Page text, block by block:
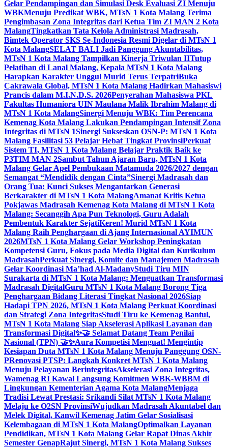
Gelar Pendampingan dan Simulasi Desk Evaluasi ZI Menuju
WBKMenuju Predikat WBK, MTsN 1 Kota Malang Terima
Pengimbasan Zona Integritas dari Ketua Tim ZI MAN 2 Kota
MalangTingkatkan Tata Kelola Administrasi Madrasah,
Bimtek Operator SKS Se-Indonesia Resmi Digelar di MTsN 1
Kota MalangSELAT BALI Jadi Panggung Akuntabilitas,
MTsN 1 Kota Malang Tampilkan Kinerja Triwulan IITutup
Pelatihan di Lanal Malang, Kepala MTsN 1 Kota Malang
Harapkan Karakter Unggul Murid Terus TerpatriBuka
Cakrawala Global, MTsN 1 Kota Malang Hadirkan Mahasiswi
Prancis dalam M.I.N.D.S. 2026Penyerahan Mahasiswa PKL
Fakultas Humaniora UIN Maulana Malik Ibrahim Malang di
MTsN 1 Kota MalangSinergi Menuju WBK: Tim Perencana
Kemenag Kota Malang Lakukan Pendampingan Intensif Zona
Integritas di MTsN 1Sinergi Sukseskan OSN-P: MTsN 1 Kota
Malang Fasilitasi 53 Pelajar Hebat Tingkat ProvinsiPerkuat
Sistem TI, MTsN 1 Kota Malang Belajar Praktik Baik ke
P3TIM MAN 2Sambut Tahun Ajaran Baru, MTsN 1 Kota
Malang Gelar Apel Pembukaan Matamuda 2026/2027 dengan
Semangat “Mendidik dengan Cinta”Sinergi Madrasah dan
Orang Tua: Kunci Sukses Mengantarkan Generasi
Berkarakter di MTsN 1 Kota MalangAmanat Kritis Ketua
Pokjawas Madrasah Kemenag Kota Malang di MTsN 1 Kota
Malang: Secanggih Apa Pun Teknologi, Guru Adalah
Pembentuk Karakter SejatiKeren! Murid MTsN 1 Kota
Malang Raih Penghargaan di Ajang Internasional AYIMUN
2026MTsN 1 Kota Malang Gelar Workshop Peningkatan
Kompetensi Guru, Fokus pada Media Digital dan Kurikulum
MadrasahPerkuat Sinergi, Komite dan Manajemen Madrasah
Gelar Koordinasi Ma’had Al-MadanyStudi Tiru MIN
Surakarta di MTsN 1 Kota Malang: Menguatkan Transformasi
Madrasah DigitalGuru MTsN 1 Kota Malang Borong Tiga
Penghargaan Bidang Literasi Tingkat Nasional 2026Siap
Hadapi TPN 2026, MTsN 1 Kota Malang Perkuat Koordinasi
dan Strategi Zona IntegritasStudi Tiru ke Kemenag Bantul,
MTsN 1 Kota Malang Siap Akselerasi Aplikasi Layanan dan
Transformasi Digital✨🤝 Selamat Datang Team Penilai
Nasional (TPN) 🤝✨Aura Kompetisi Menguat! Mengintip
Kesiapan Duta MTsN 1 Kota Malang Menuju Panggung OSN-
PRenovasi PTSP: Langkah Konkret MTsN 1 Kota Malang
Menuju Pelayanan BerintegritasAkselerasi Zona Integritas,
Wamenag RI Kawal Langsung Komitmen WBK-WBBM di
Lingkungan Kementerian Agama Kota MalangMenjaga
Tradisi Lewat Prestasi: Srikandi Silat MTsN 1 Kota Malang
Melaju ke O2SN ProvinsiWujudkan Madrasah Akuntabel dan
Melek Digital, Kanwil Kemenag Jatim Gelar Sosialisasi
Kelembagaan di MTsN 1 Kota MalangOptimalkan Layanan
Pendidikan, MTsN 1 Kota Malang Gelar Rapat Dinas Akhir
Semester GenapRajut Sinergi, MTsN 1 Kota Malang Sukses